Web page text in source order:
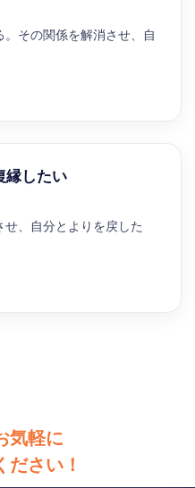
その関係を解消させ、自
縁したい
、自分とよりを戻した
気軽に
ださい！